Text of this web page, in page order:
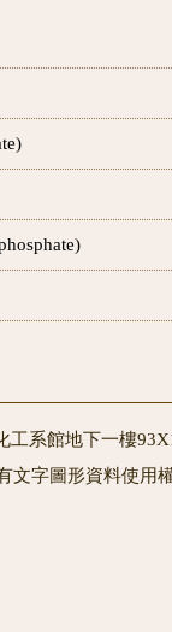
工系館地下一樓
文字圖形資料使用